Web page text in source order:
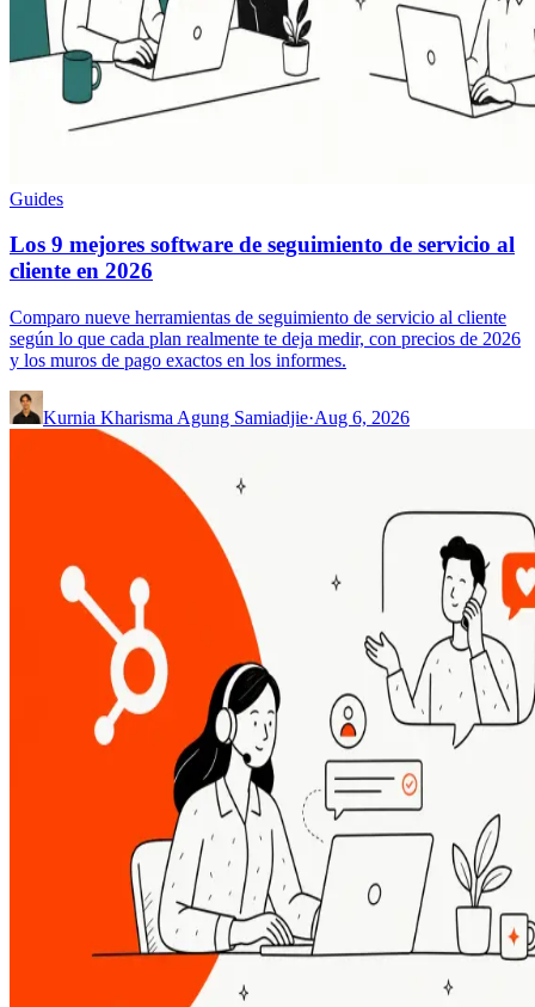
Guides
Los 9 mejores software de seguimiento de servicio al
cliente en 2026
Comparo nueve herramientas de seguimiento de servicio al cliente
según lo que cada plan realmente te deja medir, con precios de 2026
y los muros de pago exactos en los informes.
Kurnia Kharisma Agung Samiadjie·Aug 6, 2026